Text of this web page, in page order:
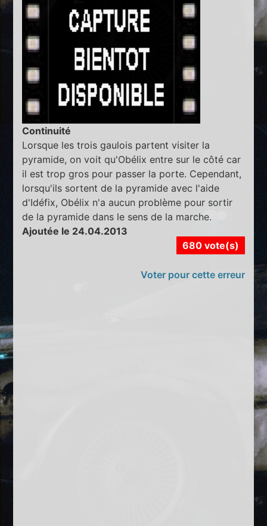
Continuité
Lorsque les trois gaulois partent visiter la
pyramide, on voit qu'Obélix entre sur le côté car
il est trop gros pour passer la porte. Cependant,
lorsqu'ils sortent de la pyramide avec l'aide
d'Idéfix, Obélix n'a aucun problème pour sortir
de la pyramide dans le sens de la marche.
Ajoutée le 24.04.2013
680 vote(s)
Voter pour cette erreur